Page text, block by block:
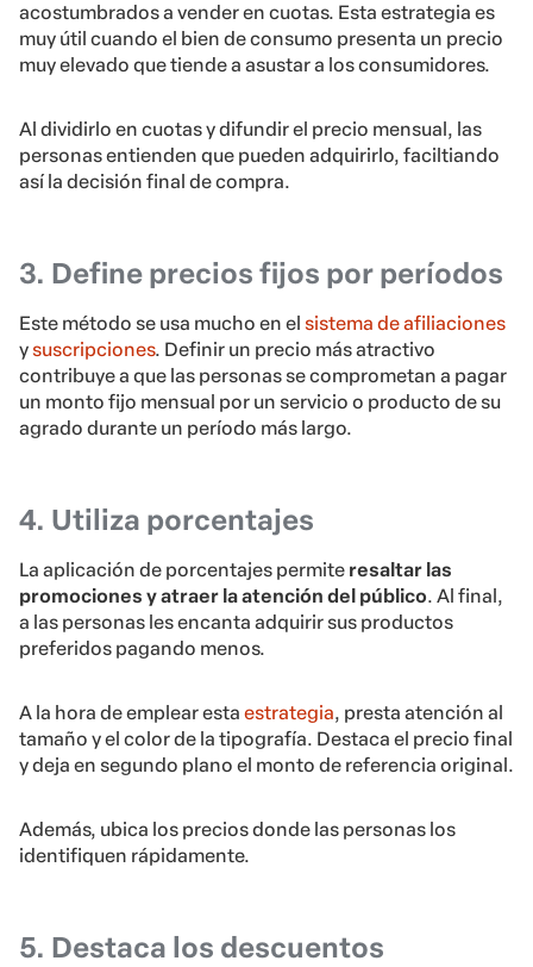
acostumbrados a vender en cuotas. Esta estrategia es
muy útil cuando el bien de consumo presenta un precio
muy elevado que tiende a asustar a los consumidores.
Al dividirlo en cuotas y difundir el precio mensual, las
personas entienden que pueden adquirirlo, faciltiando
así la decisión final de compra.
3. Define precios fijos por períodos
Este método se usa mucho en el sistema de afiliaciones
ysuscripciones. Definir un precio más atractivo
contribuye a que las personas se comprometan a pagar
un monto fijo mensual por un servicio o producto de su
agrado durante un período más largo.
4. Utiliza porcentajes
La aplicación de porcentajes permite resaltar las
promociones y atraer la atención del público. Al final,
a las personas les encanta adquirir sus productos
preferidos pagando menos.
A la hora de emplear esta estrategia, presta atención al
tamaño y el color de la tipografía. Destaca el precio final
y deja en segundo plano el monto de referencia original.
Además, ubica los precios donde las personas los
identifiquen rápidamente.
5. Destaca los descuentos